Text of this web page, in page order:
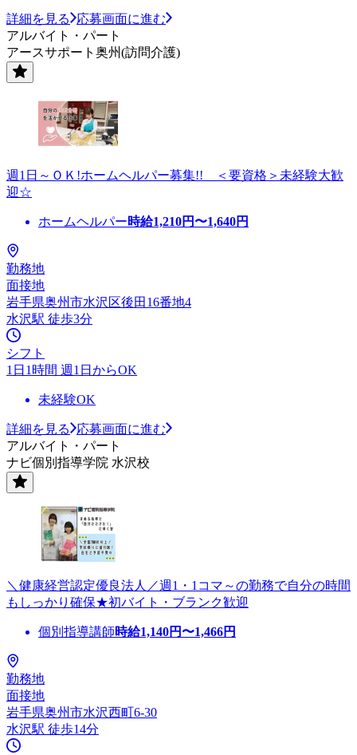
詳細を見る
応募画面に進む
アルバイト・パート
アースサポート奥州(訪問介護)
週1日～ＯＫ!ホームヘルパー募集!! ＜要資格＞未経験大歓
迎☆
ホームヘルパー時給1,210円〜1,640円
勤務地
面接地
岩手県奥州市水沢区後田16番地4
水沢駅 徒歩3分
シフト
1日1時間 週1日からOK
未経験OK
詳細を見る
応募画面に進む
アルバイト・パート
ナビ個別指導学院 水沢校
＼健康経営認定優良法人／週1・1コマ～の勤務で自分の時間
もしっかり確保★初バイト・ブランク歓迎
個別指導講師時給1,140円〜1,466円
勤務地
面接地
岩手県奥州市水沢西町6-30
水沢駅 徒歩14分